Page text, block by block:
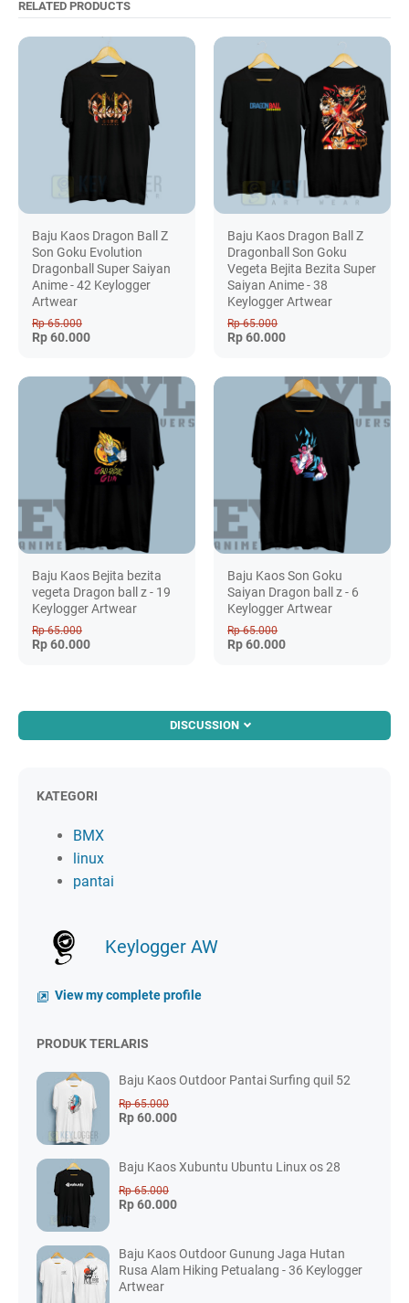
RELATED PRODUCTS
Baju Kaos Dragon Ball Z
Son Goku Evolution
Dragonball Super Saiyan
Anime - 42 Keylogger
Artwear
Rp 65.000
Rp 60.000
Baju Kaos Dragon Ball Z
Dragonball Son Goku
Vegeta Bejita Bezita Super
Saiyan Anime - 38
Keylogger Artwear
Rp 65.000
Rp 60.000
Baju Kaos Bejita bezita
vegeta Dragon ball z - 19
Keylogger Artwear
Rp 65.000
Rp 60.000
Baju Kaos Son Goku
Saiyan Dragon ball z - 6
Keylogger Artwear
Rp 65.000
Rp 60.000
DISCUSSION
KATEGORI
BMX
linux
pantai
Keylogger AW
View my complete profile
PRODUK TERLARIS
Baju Kaos Outdoor Pantai Surfing quil 52
Rp 65.000
Rp 60.000
Baju Kaos Xubuntu Ubuntu Linux os 28
Rp 65.000
Rp 60.000
Baju Kaos Outdoor Gunung Jaga Hutan
Rusa Alam Hiking Petualang - 36 Keylogger
Artwear